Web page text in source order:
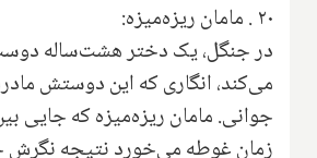
۲۰ .مامان ریزه‌میزه:
در جنگل، یک دختر هشت‌ساله
می‌کند، انگاری که این دوستش
جوانی. مامان ریزه‌میزه که جایی
زمان غوطه می‌خورد نتیجه نگرش